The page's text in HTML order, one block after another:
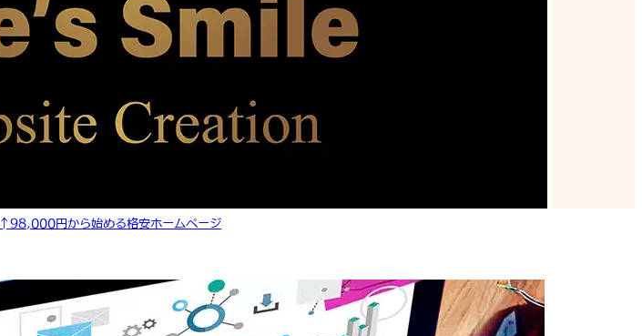
↑98,000円から始める格安ホームページ